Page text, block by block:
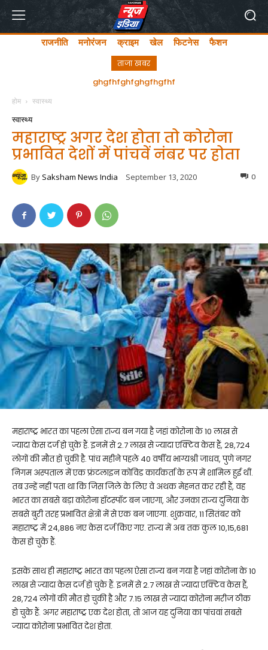
राजनीति मनोरंजन क्राइम खेल फिटनेस फैशन
ताजा खबर
ghgfhfghfghgfhgfhf
अयोध्या में लता मंगेशकर चौक का सीएम योगी ने किया उद्घाटन
होम स्वास्थ्य
स्वास्थ्य
महाराष्ट्र अगर देश होता तो कोरोना
प्रभावित देशों में पांचवें नंबर पर होता
By Saksham News India September 13, 2020 0
महाराष्ट्र भारत का पहला ऐसा राज्य बन गया है ​जहां कोरोना के 10 लाख से
ज्यादा केस दर्ज हो चुके हैं. इनमें से 2.7 लाख से ज्यादा एक्टिव केस हैं, 28,724
लोगों की मौत हो चुकी है. पांच महीने पहले 40 वर्षीय भाग्यश्री जाधव, पुणे नगर
निगम अस्पताल में एक फ्रंटलाइन कोविड कार्यकर्ता के रूप में शामिल हुई थीं.
तब उन्हें नहीं पता था कि जिस जिले के लिए वे अथक मेहनत कर रही हैं, वह
भारत का सबसे बड़ा कोरोना हॉटस्पॉट बन जाएगा, और उनका राज्य दुनिया के
सबसे बुरी तरह प्रभावित क्षेत्रों में से एक बन जाएगा. शुक्रवार, 11 सितंबर को
महाराष्ट्र में 24,886 नए केस दर्ज किए गए. राज्य में अब तक कुल 10,15,681
केस हो चुके हैं.
इसके साथ ही महाराष्ट्र भारत का पहला ऐसा राज्य बन गया है ​जहां कोरोना के 10
लाख से ज्यादा केस दर्ज हो चुके हैं. इनमें से 2.7 लाख से ज्यादा एक्टिव केस हैं,
28,724 लोगों की मौत हो चुकी है और 7.15 लाख से ज्यादा कोरोना मरीज ठीक
हो चुके हैं. अगर महाराष्ट्र एक देश होता, तो आज यह दुनिया का पांचवां सबसे
ज्यादा कोरोना प्रभावित देश होता.